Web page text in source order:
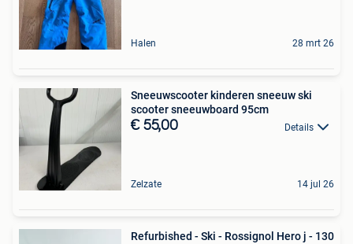
Halen 28 mrt 26
Sneeuwscooter kinderen sneeuw ski
scooter sneeuwboard 95cm
€ 55,00 Details
Zelzate 14 jul 26
Refurbished - Ski - Rossignol Hero j - 130